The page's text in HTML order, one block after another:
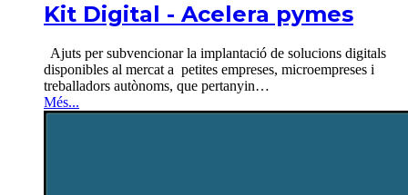
Kit Digital - Acelera pymes
Ajuts per subvencionar la implantació de solucions digitals
disponibles al mercat a petites empreses, microempreses i
treballadors autònoms, que pertanyin…
Més...